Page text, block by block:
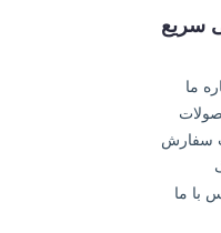
سریع
ما
سفارش
با ما